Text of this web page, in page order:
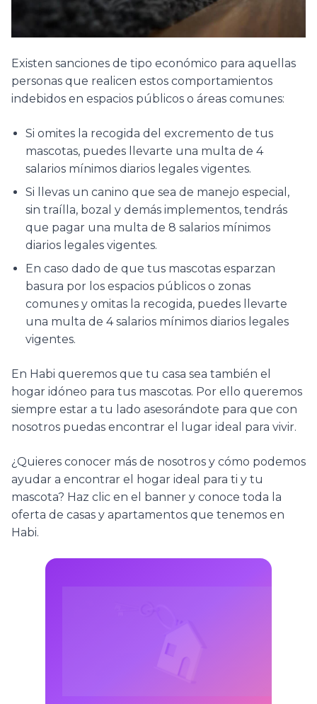
Existen sanciones de tipo económico para aquellas
personas que realicen estos comportamientos
indebidos en espacios públicos o áreas comunes:
Si omites la recogida del excremento de tus
mascotas, puedes llevarte una multa de 4
salarios mínimos diarios legales vigentes.
Si llevas un canino que sea de manejo especial,
sin traílla, bozal y demás implementos, tendrás
que pagar una multa de 8 salarios mínimos
diarios legales vigentes.
En caso dado de que tus mascotas esparzan
basura por los espacios públicos o zonas
comunes y omitas la recogida, puedes llevarte
una multa de 4 salarios mínimos diarios legales
vigentes.
En Habi queremos que tu casa sea también el
hogar idóneo para tus mascotas. Por ello queremos
siempre estar a tu lado asesorándote para que con
nosotros puedas encontrar el lugar ideal para vivir.
¿Quieres conocer más de nosotros y cómo podemos
ayudar a encontrar el hogar ideal para ti y tu
mascota? Haz clic en el banner y conoce toda la
oferta de casas y apartamentos que tenemos en
Habi.